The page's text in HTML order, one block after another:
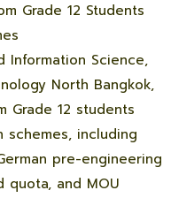
Grade 12 Students
Information Science,
North Bangkok,
Grade 12 students
schemes, including
pre-engineering
quota, and MOU